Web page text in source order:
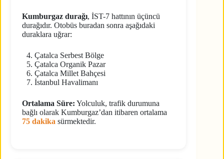
Kumburgaz durağı, İST-7 hattının üçüncü
durağıdır. Otobüs buradan sonra aşağıdaki
duraklara uğrar:
Çatalca Serbest Bölge
Çatalca Organik Pazar
Çatalca Millet Bahçesi
İstanbul Havalimanı
Ortalama Süre: Yolculuk, trafik durumuna
bağlı olarak Kumburgaz’dan itibaren ortalama
75 dakika sürmektedir.